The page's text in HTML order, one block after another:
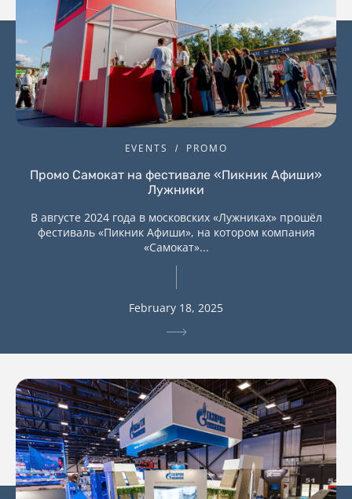
EVENTS PROMO
Промо Самокат на фестивале «Пикник Афиши»
Лужники
В августе 2024 года в московских «Лужниках» прошёл
фестиваль «Пикник Афиши», на котором компания
«Самокат»...
February 18, 2025